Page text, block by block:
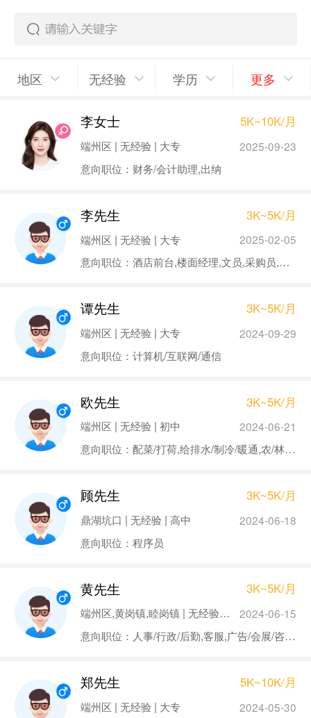
地区 无经验 学历 更多
李女士 5K~10K/月
端州区 | 无经验 | 大专
2025-09-23
意向职位：财务/会计助理,出纳
李先生 3K~5K/月
端州区 | 无经验 | 大专
2025-02-05
意向职位：酒店前台,楼面经理,文员,采购员,物流专员/助理
谭先生 3K~5K/月
端州区 | 无经验 | 大专
2024-09-29
意向职位：计算机/互联网/通信
欧先生 3K~5K/月
端州区 | 无经验 | 初中
2024-06-21
意向职位：配菜/打荷,给排水/制冷/暖通,农/林/牧/渔业
顾先生 3K~5K/月
鼎湖坑口 | 无经验 | 高中
2024-06-18
意向职位：程序员
黄先生 3K~5K/月
端州区,黄岗镇,睦岗镇 | 无经验 | 高中
2024-06-15
意向职位：人事/行政/后勤,客服,广告/会展/咨询,美术/设计/创意
郑先生 5K~10K/月
端州区 | 无经验 | 大专
2024-05-30